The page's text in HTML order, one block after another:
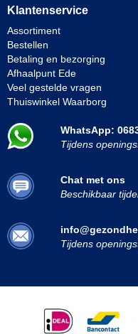
Klantenservice
Assortiment
Bestellen
Betaling en bezorging
Afhaalpunt Ede
Veel gestelde vragen
Thuiswinkel Waarborg
WhatsApp:
Tijdens
Chat met ons
Beschikbaar
Tijdens